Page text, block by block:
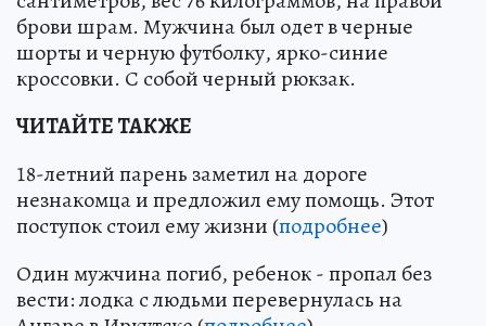
брови шрам. Мужчина был одет в черные
шорты и черную футболку, ярко-синие
кроссовки. С собой черный рюкзак.
ЧИТАЙТЕ ТАКЖЕ
18-летний парень заметил на дороге
незнакомца и предложил ему помощь. Этот
поступок стоил ему жизни (подробнее)
Один мужчина погиб, ребенок - пропал без
вести: лодка с людьми перевернулась на